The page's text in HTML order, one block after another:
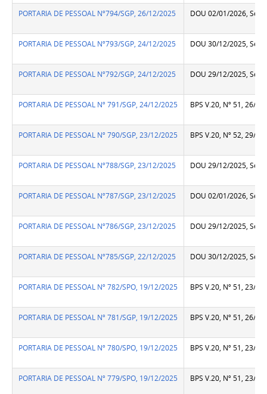
PORTARIA DE PESSOAL Nº794/SGP, 26/12/2025 DOU 02/01/2026,
PORTARIA DE PESSOAL Nº793/SGP, 24/12/2025 DOU 30/12/2025,
PORTARIA DE PESSOAL Nº792/SGP, 24/12/2025 DOU 29/12/2025,
PORTARIA DE PESSOAL Nº 791/SGP, 24/12/2025 BPS V.20, Nº 51, 26/
PORTARIA DE PESSOAL Nº 790/SGP, 23/12/2025 BPS V.20, Nº 52, 29/
PORTARIA DE PESSOAL Nº788/SGP, 23/12/2025 DOU 29/12/2025,
PORTARIA DE PESSOAL Nº787/SGP, 23/12/2025 DOU 02/01/2026,
PORTARIA DE PESSOAL Nº786/SGP, 23/12/2025 DOU 29/12/2025,
PORTARIA DE PESSOAL Nº785/SGP, 22/12/2025 DOU 30/12/2025,
PORTARIA DE PESSOAL Nº 782/SPO, 19/12/2025 BPS V.20, Nº 51, 23/
PORTARIA DE PESSOAL Nº 781/SGP, 19/12/2025 BPS V.20, Nº 51, 26/
PORTARIA DE PESSOAL Nº 780/SPO, 19/12/2025 BPS V.20, Nº 51, 23/
PORTARIA DE PESSOAL Nº 779/SPO, 19/12/2025 BPS V.20, Nº 51, 23/